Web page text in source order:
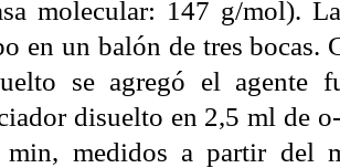
molecular: 147 g/mol).
en un balón de tres bocas.
se agregó el agente
disuelto en 2,5 ml de
min, medidos a partir del